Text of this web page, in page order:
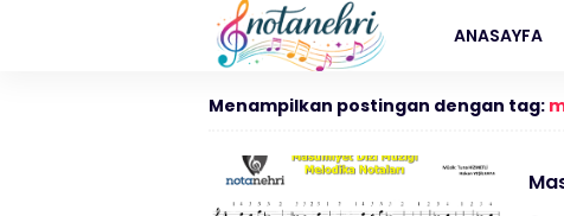
ANASAYFA
Menampilkan postingan dengan tag: